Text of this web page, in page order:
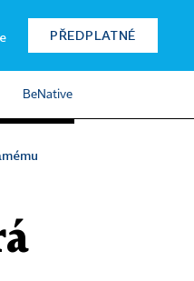
PŘEDPLATNÉ
BeNative